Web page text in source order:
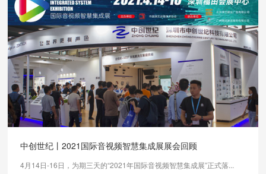
中创世纪丨2021国际音视频智慧集成展展会回顾
4月14日-16日，为期三天的“2021年国际音视频智慧集成展”正式落...